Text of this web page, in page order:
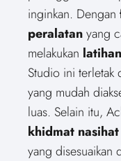
inginkan. Dengan
peralatanyang
melakukan latihan
Studio ini terletak
yang mudah
luas. Selain itu,
khidmat nasihat
yang disesuaikan